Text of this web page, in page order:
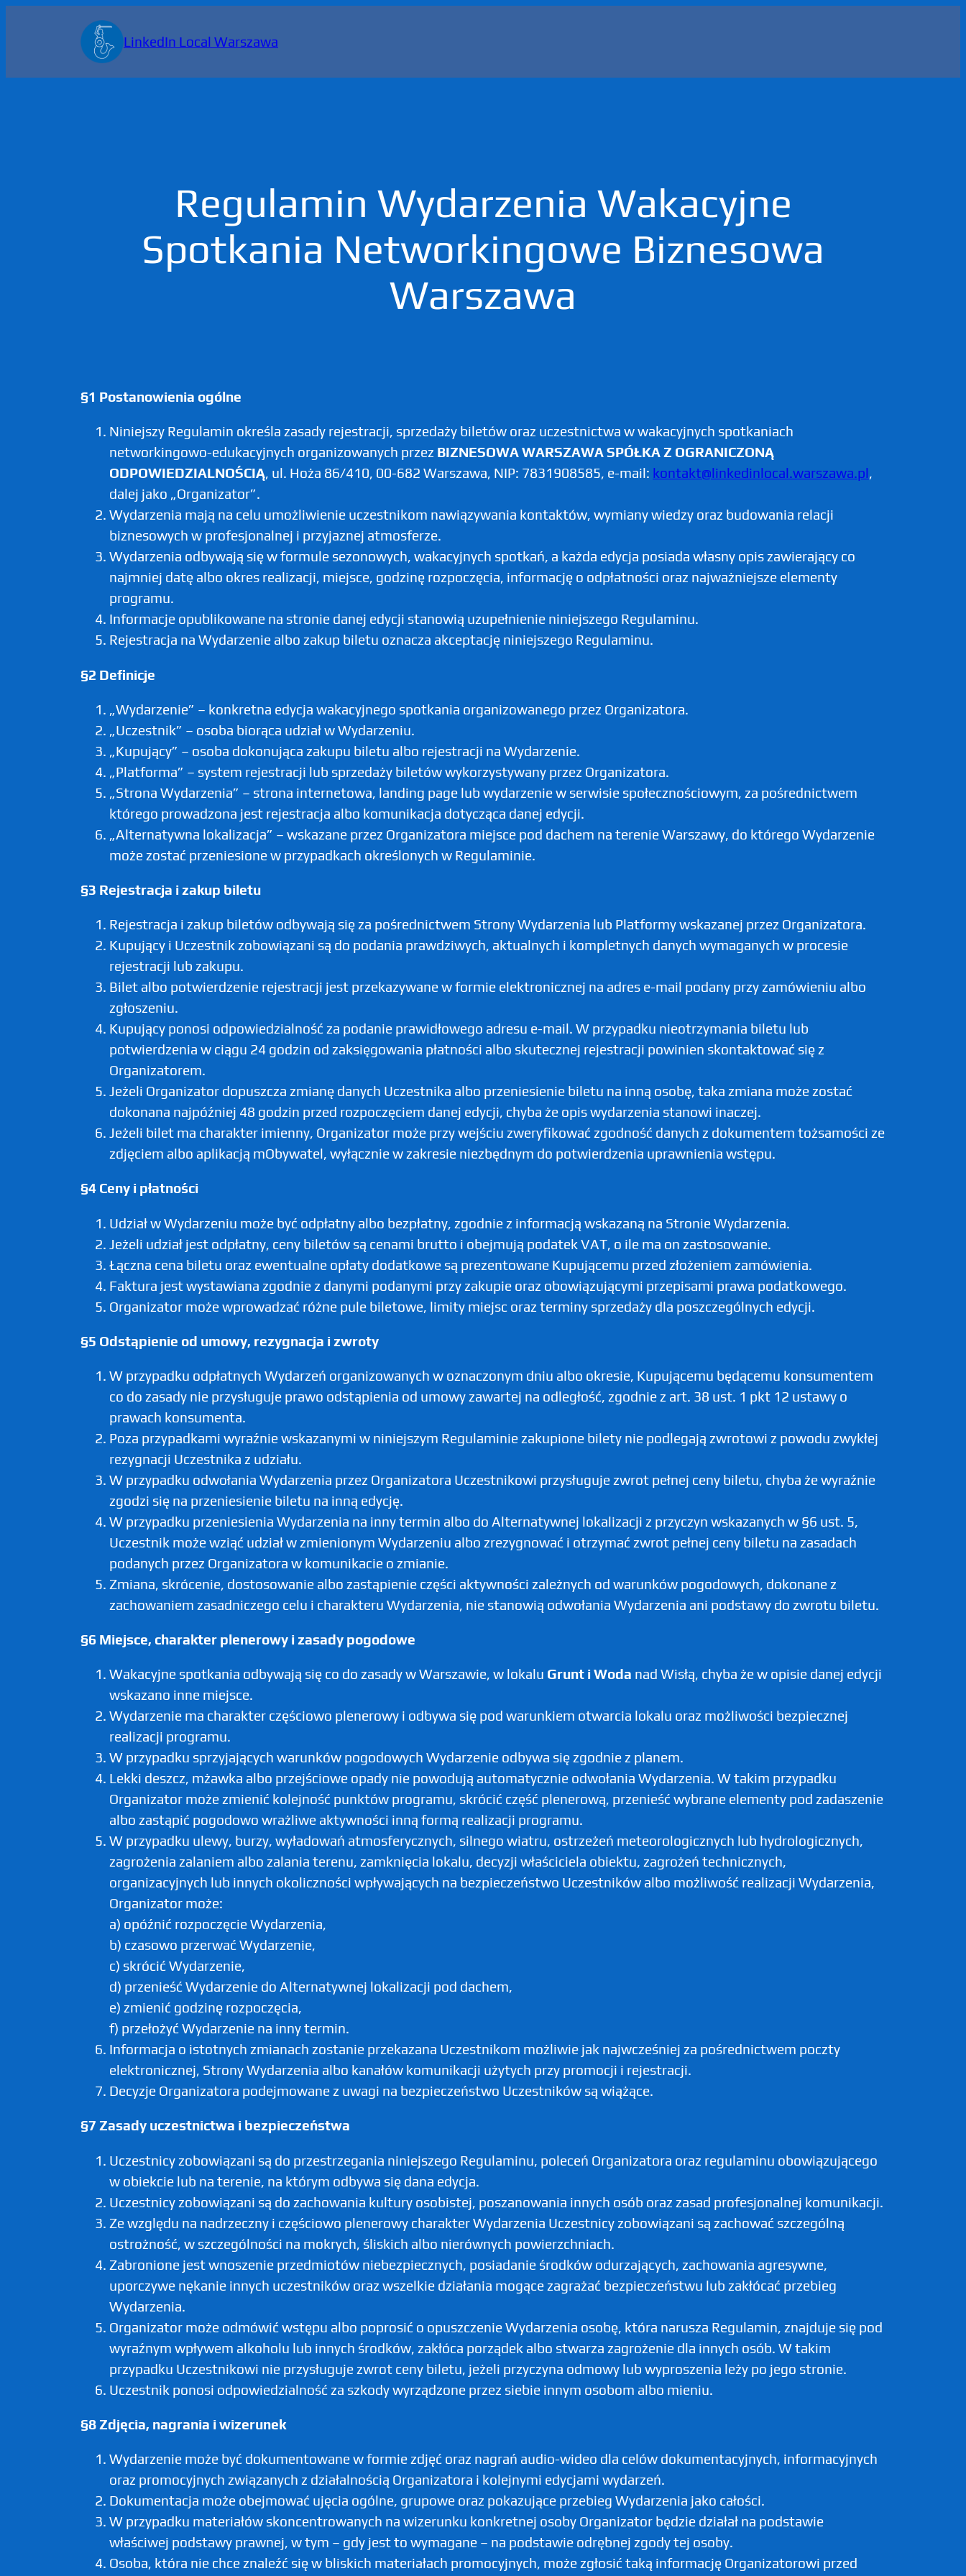
LinkedIn Local Warszawa
Regulamin Wydarzenia Wakacyjne
Spotkania Networkingowe Biznesowa
Warszawa
§1 Postanowienia ogólne
Niniejszy Regulamin określa zasady rejestracji, sprzedaży biletów oraz uczestnictwa w wakacyjnych spotkaniach
networkingowo-edukacyjnych organizowanych przez BIZNESOWA WARSZAWA SPÓŁKA Z OGRANICZONĄ
ODPOWIEDZIALNOŚCIĄ, ul. Hoża 86/410, 00-682 Warszawa, NIP: 7831908585, e-mail: kontakt@linkedinlocal.warszawa.pl,
dalej jako „Organizator”.
Wydarzenia mają na celu umożliwienie uczestnikom nawiązywania kontaktów, wymiany wiedzy oraz budowania relacji
biznesowych w profesjonalnej i przyjaznej atmosferze.
Wydarzenia odbywają się w formule sezonowych, wakacyjnych spotkań, a każda edycja posiada własny opis zawierający co
najmniej datę albo okres realizacji, miejsce, godzinę rozpoczęcia, informację o odpłatności oraz najważniejsze elementy
programu.
Informacje opublikowane na stronie danej edycji stanowią uzupełnienie niniejszego Regulaminu.
Rejestracja na Wydarzenie albo zakup biletu oznacza akceptację niniejszego Regulaminu.
§2 Definicje
„Wydarzenie” – konkretna edycja wakacyjnego spotkania organizowanego przez Organizatora.
„Uczestnik” – osoba biorąca udział w Wydarzeniu.
„Kupujący” – osoba dokonująca zakupu biletu albo rejestracji na Wydarzenie.
„Platforma” – system rejestracji lub sprzedaży biletów wykorzystywany przez Organizatora.
„Strona Wydarzenia” – strona internetowa, landing page lub wydarzenie w serwisie społecznościowym, za pośrednictwem
którego prowadzona jest rejestracja albo komunikacja dotycząca danej edycji.
„Alternatywna lokalizacja” – wskazane przez Organizatora miejsce pod dachem na terenie Warszawy, do którego Wydarzenie
może zostać przeniesione w przypadkach określonych w Regulaminie.
§3 Rejestracja i zakup biletu
Rejestracja i zakup biletów odbywają się za pośrednictwem Strony Wydarzenia lub Platformy wskazanej przez Organizatora.
Kupujący i Uczestnik zobowiązani są do podania prawdziwych, aktualnych i kompletnych danych wymaganych w procesie
rejestracji lub zakupu.
Bilet albo potwierdzenie rejestracji jest przekazywane w formie elektronicznej na adres e-mail podany przy zamówieniu albo
zgłoszeniu.
Kupujący ponosi odpowiedzialność za podanie prawidłowego adresu e-mail. W przypadku nieotrzymania biletu lub
potwierdzenia w ciągu 24 godzin od zaksięgowania płatności albo skutecznej rejestracji powinien skontaktować się z
Organizatorem.
Jeżeli Organizator dopuszcza zmianę danych Uczestnika albo przeniesienie biletu na inną osobę, taka zmiana może zostać
dokonana najpóźniej 48 godzin przed rozpoczęciem danej edycji, chyba że opis wydarzenia stanowi inaczej.
Jeżeli bilet ma charakter imienny, Organizator może przy wejściu zweryfikować zgodność danych z dokumentem tożsamości ze
zdjęciem albo aplikacją mObywatel, wyłącznie w zakresie niezbędnym do potwierdzenia uprawnienia wstępu.
§4 Ceny i płatności
Udział w Wydarzeniu może być odpłatny albo bezpłatny, zgodnie z informacją wskazaną na Stronie Wydarzenia.
Jeżeli udział jest odpłatny, ceny biletów są cenami brutto i obejmują podatek VAT, o ile ma on zastosowanie.
Łączna cena biletu oraz ewentualne opłaty dodatkowe są prezentowane Kupującemu przed złożeniem zamówienia.
Faktura jest wystawiana zgodnie z danymi podanymi przy zakupie oraz obowiązującymi przepisami prawa podatkowego.
Organizator może wprowadzać różne pule biletowe, limity miejsc oraz terminy sprzedaży dla poszczególnych edycji.
§5 Odstąpienie od umowy, rezygnacja i zwroty
W przypadku odpłatnych Wydarzeń organizowanych w oznaczonym dniu albo okresie, Kupującemu będącemu konsumentem
co do zasady nie przysługuje prawo odstąpienia od umowy zawartej na odległość, zgodnie z art. 38 ust. 1 pkt 12 ustawy o
prawach konsumenta.
Poza przypadkami wyraźnie wskazanymi w niniejszym Regulaminie zakupione bilety nie podlegają zwrotowi z powodu zwykłej
rezygnacji Uczestnika z udziału.
W przypadku odwołania Wydarzenia przez Organizatora Uczestnikowi przysługuje zwrot pełnej ceny biletu, chyba że wyraźnie
zgodzi się na przeniesienie biletu na inną edycję.
W przypadku przeniesienia Wydarzenia na inny termin albo do Alternatywnej lokalizacji z przyczyn wskazanych w §6 ust. 5,
Uczestnik może wziąć udział w zmienionym Wydarzeniu albo zrezygnować i otrzymać zwrot pełnej ceny biletu na zasadach
podanych przez Organizatora w komunikacie o zmianie.
Zmiana, skrócenie, dostosowanie albo zastąpienie części aktywności zależnych od warunków pogodowych, dokonane z
zachowaniem zasadniczego celu i charakteru Wydarzenia, nie stanowią odwołania Wydarzenia ani podstawy do zwrotu biletu.
§6 Miejsce, charakter plenerowy i zasady pogodowe
Wakacyjne spotkania odbywają się co do zasady w Warszawie, w lokalu Grunt i Woda nad Wisłą, chyba że w opisie danej edycji
wskazano inne miejsce.
Wydarzenie ma charakter częściowo plenerowy i odbywa się pod warunkiem otwarcia lokalu oraz możliwości bezpiecznej
realizacji programu.
W przypadku sprzyjających warunków pogodowych Wydarzenie odbywa się zgodnie z planem.
Lekki deszcz, mżawka albo przejściowe opady nie powodują automatycznie odwołania Wydarzenia. W takim przypadku
Organizator może zmienić kolejność punktów programu, skrócić część plenerową, przenieść wybrane elementy pod zadaszenie
albo zastąpić pogodowo wrażliwe aktywności inną formą realizacji programu.
W przypadku ulewy, burzy, wyładowań atmosferycznych, silnego wiatru, ostrzeżeń meteorologicznych lub hydrologicznych,
zagrożenia zalaniem albo zalania terenu, zamknięcia lokalu, decyzji właściciela obiektu, zagrożeń technicznych,
organizacyjnych lub innych okoliczności wpływających na bezpieczeństwo Uczestników albo możliwość realizacji Wydarzenia,
Organizator może:
a) opóźnić rozpoczęcie Wydarzenia,
b) czasowo przerwać Wydarzenie,
c) skrócić Wydarzenie,
d) przenieść Wydarzenie do Alternatywnej lokalizacji pod dachem,
e) zmienić godzinę rozpoczęcia,
f) przełożyć Wydarzenie na inny termin.
Informacja o istotnych zmianach zostanie przekazana Uczestnikom możliwie jak najwcześniej za pośrednictwem poczty
elektronicznej, Strony Wydarzenia albo kanałów komunikacji użytych przy promocji i rejestracji.
Decyzje Organizatora podejmowane z uwagi na bezpieczeństwo Uczestników są wiążące.
§7 Zasady uczestnictwa i bezpieczeństwa
Uczestnicy zobowiązani są do przestrzegania niniejszego Regulaminu, poleceń Organizatora oraz regulaminu obowiązującego
w obiekcie lub na terenie, na którym odbywa się dana edycja.
Uczestnicy zobowiązani są do zachowania kultury osobistej, poszanowania innych osób oraz zasad profesjonalnej komunikacji.
Ze względu na nadrzeczny i częściowo plenerowy charakter Wydarzenia Uczestnicy zobowiązani są zachować szczególną
ostrożność, w szczególności na mokrych, śliskich albo nierównych powierzchniach.
Zabronione jest wnoszenie przedmiotów niebezpiecznych, posiadanie środków odurzających, zachowania agresywne,
uporczywe nękanie innych uczestników oraz wszelkie działania mogące zagrażać bezpieczeństwu lub zakłócać przebieg
Wydarzenia.
Organizator może odmówić wstępu albo poprosić o opuszczenie Wydarzenia osobę, która narusza Regulamin, znajduje się pod
wyraźnym wpływem alkoholu lub innych środków, zakłóca porządek albo stwarza zagrożenie dla innych osób. W takim
przypadku Uczestnikowi nie przysługuje zwrot ceny biletu, jeżeli przyczyna odmowy lub wyproszenia leży po jego stronie.
Uczestnik ponosi odpowiedzialność za szkody wyrządzone przez siebie innym osobom albo mieniu.
§8 Zdjęcia, nagrania i wizerunek
Wydarzenie może być dokumentowane w formie zdjęć oraz nagrań audio-wideo dla celów dokumentacyjnych, informacyjnych
oraz promocyjnych związanych z działalnością Organizatora i kolejnymi edycjami wydarzeń.
Dokumentacja może obejmować ujęcia ogólne, grupowe oraz pokazujące przebieg Wydarzenia jako całości.
W przypadku materiałów skoncentrowanych na wizerunku konkretnej osoby Organizator będzie działał na podstawie
właściwej podstawy prawnej, w tym – gdy jest to wymagane – na podstawie odrębnej zgody tej osoby.
Osoba, która nie chce znaleźć się w bliskich materiałach promocyjnych, może zgłosić taką informację Organizatorowi przed